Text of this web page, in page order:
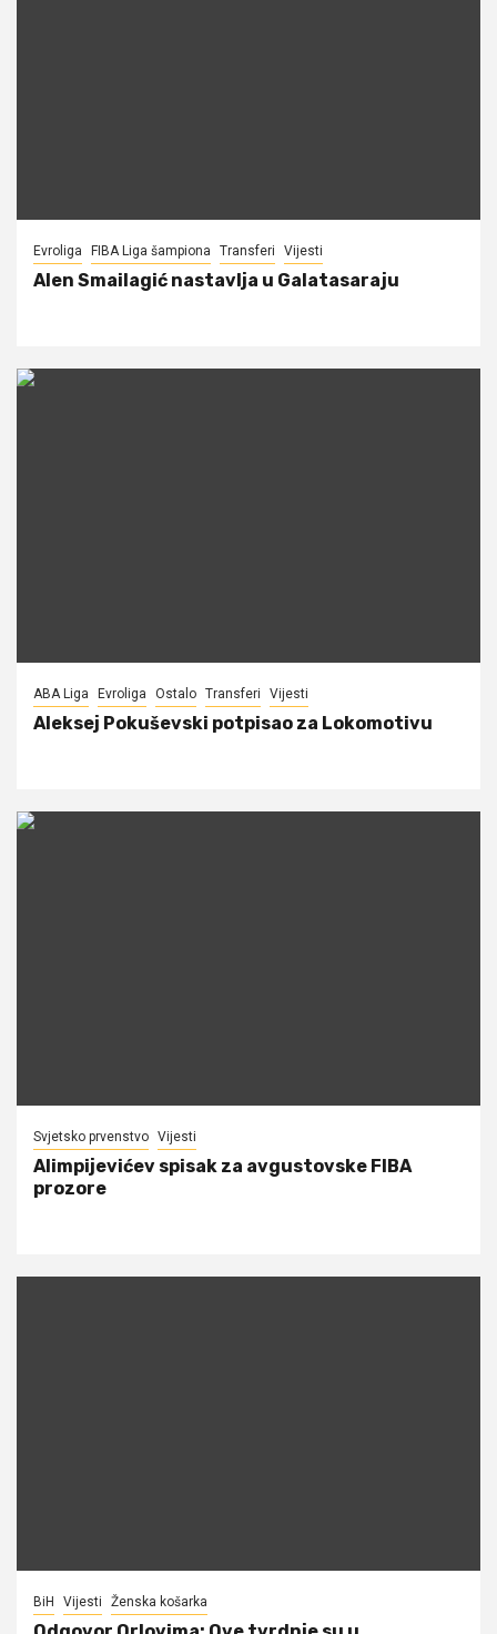
Evroliga FIBA Liga šampiona Transferi Vijesti
Alen Smailagić nastavlja u Galatasaraju
ABA Liga Evroliga Ostalo Transferi Vijesti
Aleksej Pokuševski potpisao za Lokomotivu
Svjetsko prvenstvo Vijesti
Alimpijevićev spisak za avgustovske FIBA
prozore
BiH Vijesti Ženska košarka